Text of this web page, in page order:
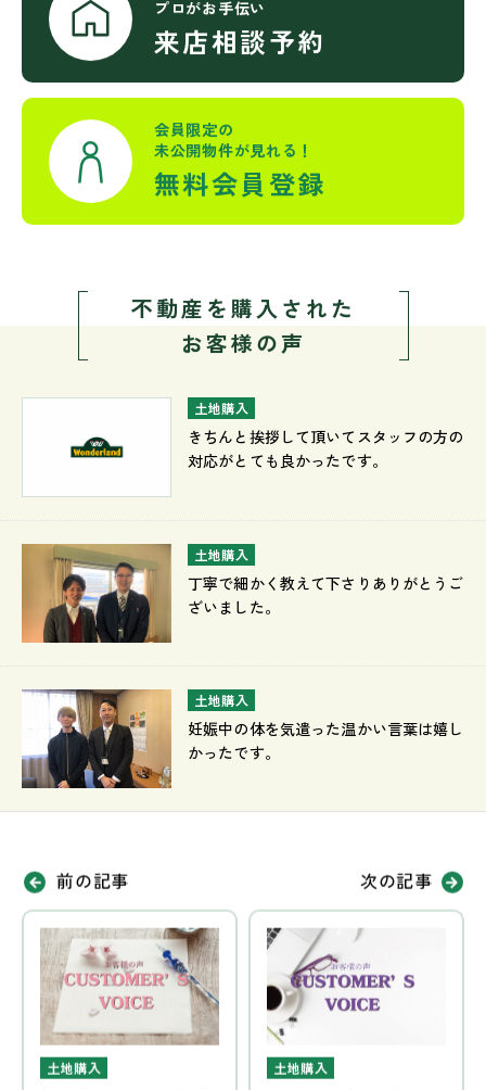
プロがお手伝い
来店相談予約
会員限定の
未公開物件が見れる！
無料会員登録
不動産を購入された
お客様の声
土地購入
きちんと挨拶して頂いてスタッフの方の
対応がとても良かったです。
土地購入
丁寧で細かく教えて下さりありがとうご
ざいました。
土地購入
妊娠中の体を気遣った温かい言葉は嬉し
かったです。
前の記事
土地購入
次の記事
土地購入